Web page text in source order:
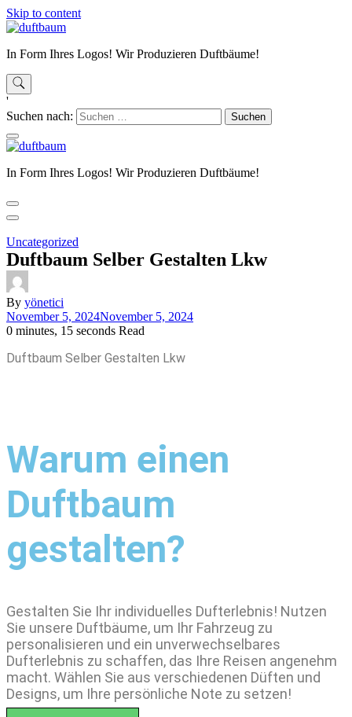
Skip to content
In Form Ihres Logos! Wir Produzieren Duftbäume!
'
Suchen nach:
In Form Ihres Logos! Wir Produzieren Duftbäume!
Uncategorized
Duftbaum Selber Gestalten Lkw
By yönetici
November 5, 2024November 5, 2024
0 minutes, 15 seconds Read
Duftbaum Selber Gestalten Lkw
Warum einen
Duftbaum
gestalten?
Gestalten Sie Ihr individuelles Dufterlebnis! Nutzen
Sie unsere Duftbäume, um Ihr Fahrzeug zu
personalisieren und ein unverwechselbares
Dufterlebnis zu schaffen, das Ihre Reisen angenehm
macht. Wählen Sie aus verschiedenen Düften und
Designs, um Ihre persönliche Note zu setzen!